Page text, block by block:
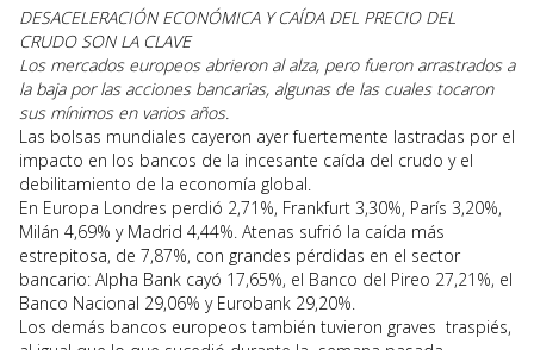
DESACELERACIÓN ECONÓMICA Y CAÍDA DEL PRECIO DEL
CRUDO SON LA CLAVE
Los mercados europeos abrieron al alza, pero fueron arrastrados a
la baja por las acciones bancarias, algunas de las cuales tocaron
sus mínimos en varios años.
Las bolsas mundiales cayeron ayer fuertemente lastradas por el
impacto en los bancos de la incesante caída del crudo y el
debilitamiento de la economía global.
En Europa Londres perdió 2,71%, Frankfurt 3,30%, París 3,20%,
Milán 4,69% y Madrid 4,44%. Atenas sufrió la caída más
estrepitosa, de 7,87%, con grandes pérdidas en el sector
bancario: Alpha Bank cayó 17,65%, el Banco del Pireo 27,21%, el
Banco Nacional 29,06% y Eurobank 29,20%.
Los demás bancos europeos también tuvieron graves traspiés,